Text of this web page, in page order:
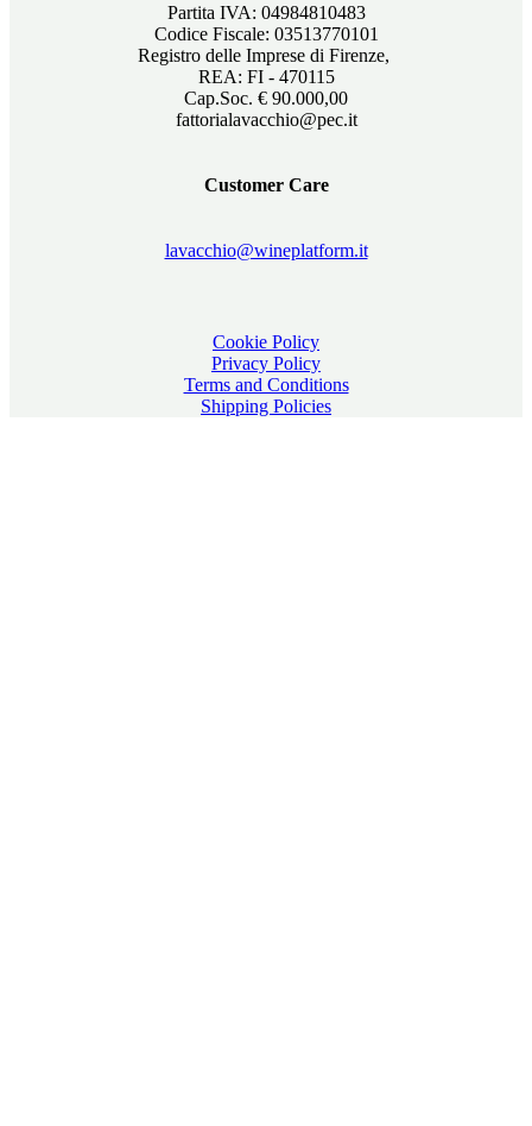
Partita IVA: 04984810483
Codice Fiscale: 03513770101
Registro delle Imprese di Firenze,
REA: FI - 470115
Cap.Soc. € 90.000,00
fattorialavacchio@pec.it
Customer Care
lavacchio@wineplatform.it
Cookie Policy
Privacy Policy
Terms and Conditions
Shipping Policies